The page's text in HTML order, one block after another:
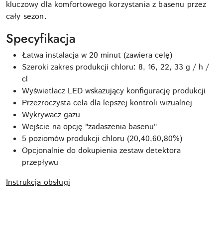
kluczowy dla komfortowego korzystania z basenu przez
cały sezon.
Specyfikacja
Łatwa instalacja w 20 minut (zawiera celę)
Szeroki zakres produkcji chloru: 8, 16, 22, 33 g / h /
cl
Wyświetlacz LED wskazujący konfigurację produkcji
Przezroczysta cela dla lepszej kontroli wizualnej
Wykrywacz gazu
Wejście na opcję "zadaszenia basenu"
5 poziomów produkcji chloru (20,40,60,80%)
Opcjonalnie do dokupienia zestaw detektora
przepływu
Instrukcja obsługi